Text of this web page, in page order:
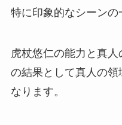
特に印象的なシーンの
虎杖悠仁の能力と真
の結果として真人の領
なります。